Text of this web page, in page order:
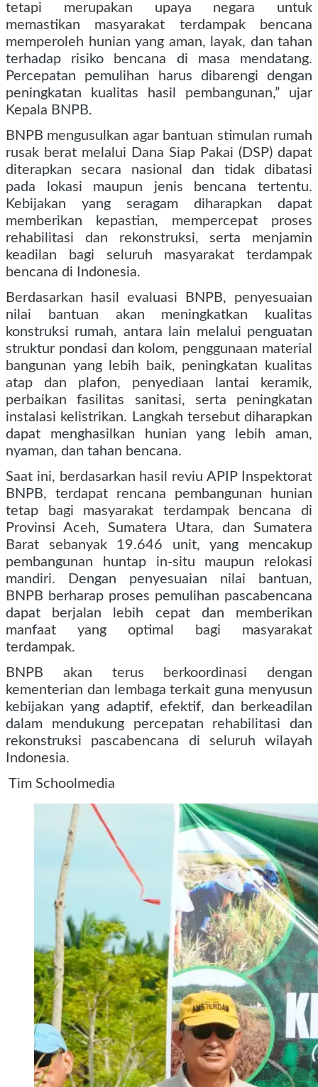
tetapi merupakan upaya negara untuk
memastikan masyarakat terdampak bencana
memperoleh hunian yang aman, layak, dan tahan
terhadap risiko bencana di masa mendatang.
Percepatan pemulihan harus dibarengi dengan
peningkatan kualitas hasil pembangunan,” ujar
Kepala BNPB.
BNPB mengusulkan agar bantuan stimulan rumah
rusak berat melalui Dana Siap Pakai (DSP) dapat
diterapkan secara nasional dan tidak dibatasi
pada lokasi maupun jenis bencana tertentu.
Kebijakan yang seragam diharapkan dapat
memberikan kepastian, mempercepat proses
rehabilitasi dan rekonstruksi, serta menjamin
keadilan bagi seluruh masyarakat terdampak
bencana di Indonesia.
Berdasarkan hasil evaluasi BNPB, penyesuaian
nilai bantuan akan meningkatkan kualitas
konstruksi rumah, antara lain melalui penguatan
struktur pondasi dan kolom, penggunaan material
bangunan yang lebih baik, peningkatan kualitas
atap dan plafon, penyediaan lantai keramik,
perbaikan fasilitas sanitasi, serta peningkatan
instalasi kelistrikan. Langkah tersebut diharapkan
dapat menghasilkan hunian yang lebih aman,
nyaman, dan tahan bencana.
Saat ini, berdasarkan hasil reviu APIP Inspektorat
BNPB, terdapat rencana pembangunan hunian
tetap bagi masyarakat terdampak bencana di
Provinsi Aceh, Sumatera Utara, dan Sumatera
Barat sebanyak 19.646 unit, yang mencakup
pembangunan huntap in-situ maupun relokasi
mandiri. Dengan penyesuaian nilai bantuan,
BNPB berharap proses pemulihan pascabencana
dapat berjalan lebih cepat dan memberikan
manfaat yang optimal bagi masyarakat
terdampak.
BNPB akan terus berkoordinasi dengan
kementerian dan lembaga terkait guna menyusun
kebijakan yang adaptif, efektif, dan berkeadilan
dalam mendukung percepatan rehabilitasi dan
rekonstruksi pascabencana di seluruh wilayah
Indonesia.
Tim Schoolmedia